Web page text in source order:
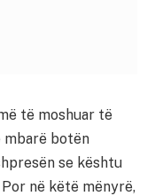
të moshuar të
mbarë botën
se kështu
në këtë mënyrë,